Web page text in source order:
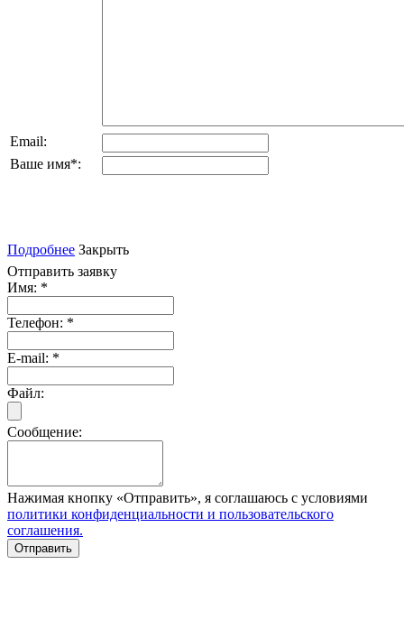
Email:
Ваше имя*:
Подробнее Закрыть
Отправить заявку
Имя: *
Телефон: *
E-mail: *
Файл:
Сообщение:
Нажимая кнопку «Отправить», я соглашаюсь с условиями
политики конфиденциальности и пользовательского
соглашения.
Отправить